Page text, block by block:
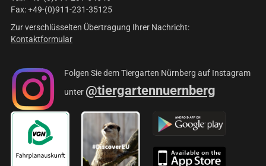
Fax: +49-(0)911-231-35125
Zur verschlüsselten Übertragung Ihrer Nachricht:
Kontaktformular
Folgen Sie dem Tiergarten Nürnberg auf Instagram
unter @tiergartennuernberg